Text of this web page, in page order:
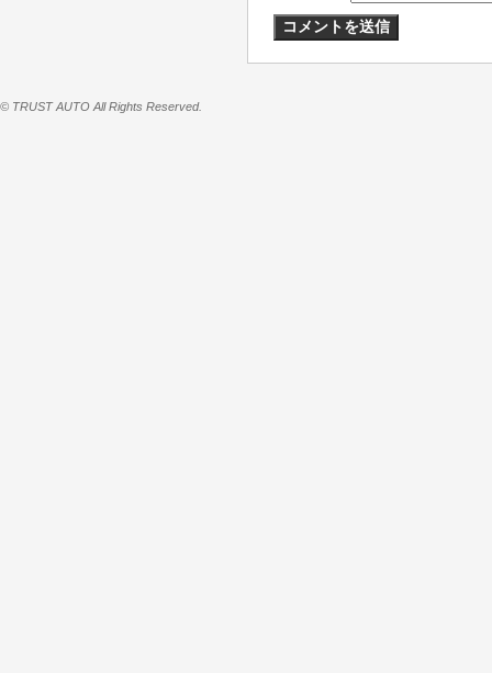
© TRUST AUTO All Rights Reserved.